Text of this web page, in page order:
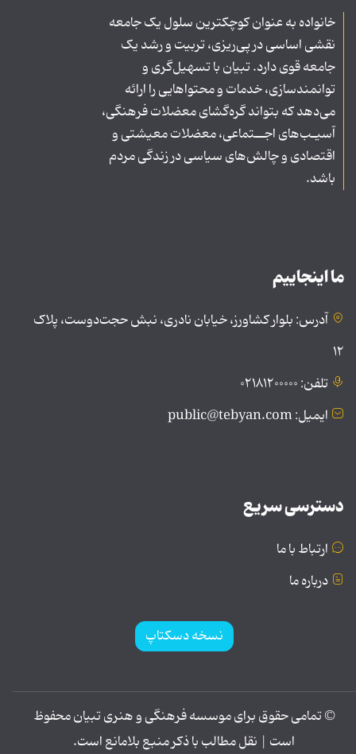
خانواده به عنوان کوچکترین سلول یک جامعه
نقشی اساسی در پی‌ریزی، تربیت و رشد یک
جامعه قوی دارد. تبیان با تسهیل‌گری و
توانمندسازی، خدمات و محتواهایی را ارائه
می‌دهد که بتواند گره‌گشای معضلات فرهنگی،
آسیـب‌های اجــتماعی، معضلات معیشتی و
اقتصادی و چالش‌های سیاسی در زندگی مردم
باشد.
ما اینجاییم
آدرس: بلوار کشاورز، خیابان نادری، نبش حجت‌دوست، پلاک
۱۲
تلفن: ۰۲۱۸۱۲۰۰۰۰۰
ایمیل: public@tebyan.com
دسترسی سریع
ارتباط با ما
درباره ما
نسخه دسکتاپ
© تمامی حقوق برای موسسه فرهنگی و هنری تبیان محفوظ
است | نقل مطالب با ذکر منبع بلامانع است.